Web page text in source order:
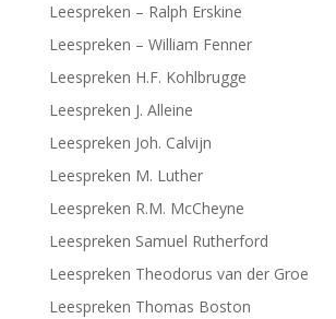
Leespreken – Ralph Erskine
Leespreken – William Fenner
Leespreken H.F. Kohlbrugge
Leespreken J. Alleine
Leespreken Joh. Calvijn
Leespreken M. Luther
Leespreken R.M. McCheyne
Leespreken Samuel Rutherford
Leespreken Theodorus van der Groe
Leespreken Thomas Boston